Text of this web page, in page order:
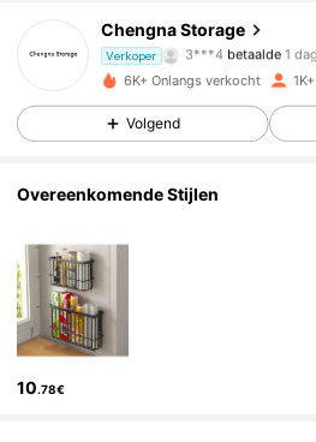
Chengna Storage
Verkoper
3***4betaalde
j***rgevolgd1 dag
4.85
559 Volgers
559 Volgers
4.85
6K+ Onlangs verkocht
Volgend
Overeenkomende Stijlen
10.78€